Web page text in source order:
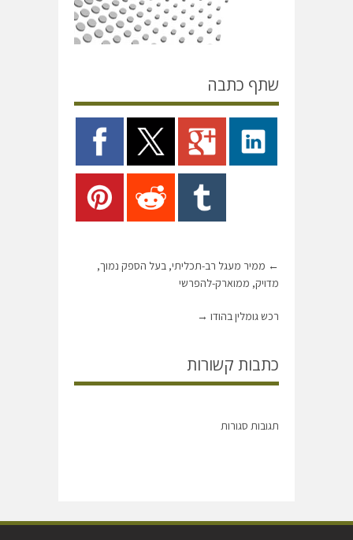
שתף כתבה
← ממיר מעגל רב-תכליתי, בעל הספק נמוך,
מדויק, ממוארק-להפרשי
רכש גומלין בהודו →
כתבות קשורות
תגובות סגורות